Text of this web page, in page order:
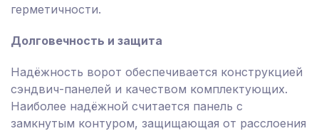
герметичности.
Долговечность и защита
Надёжность ворот обеспечивается конструкцией
сэндвич-панелей и качеством комплектующих.
Наиболее надёжной считается панель с
замкнутым контуром, защищающая от расслоения